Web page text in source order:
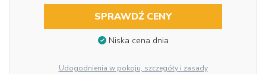
SPRAWDŹ CENY
Niska cena dnia
Udogodnienia w pokoju, szczegóły i zasady